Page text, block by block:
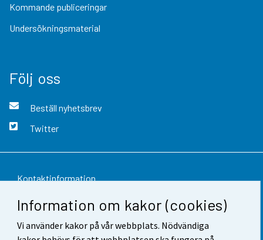
Information om kakor (cookies)
Vi använder kakor på vår webbplats. Nödvändiga
Kommande publiceringar
Undersökningsmaterial
Följ oss
Beställ nyhetsbrev
Twitter
Kontaktinformation
Respons
Användarvillkor